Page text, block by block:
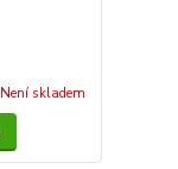
Není skladem